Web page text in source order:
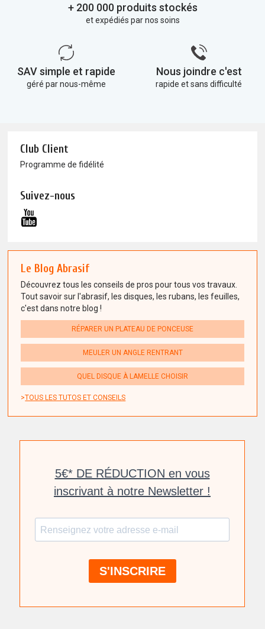
+ 200 000 produits stockés
et expédiés par nos soins
SAV simple et rapide
géré par nous-même
Nous joindre c'est
rapide et sans difficulté
Club Client
Programme de fidélité
Suivez-nous
Le Blog Abrasif
Découvrez tous les conseils de pros pour tous vos travaux.
Tout savoir sur l'abrasif, les disques, les rubans, les feuilles,
c'est dans notre blog !
RÉPARER UN PLATEAU DE PONCEUSE
MEULER UN ANGLE RENTRANT
QUEL DISQUE À LAMELLE CHOISIR
TOUS LES TUTOS ET CONSEILS